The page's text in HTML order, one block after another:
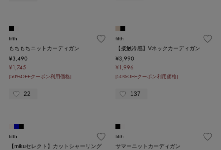
fifth
もちもちニットカーディガン
¥3,490
¥1,745
[50%OFFクーポン利用価格]
22
fifth
【接触冷感】Vネックカーディガン
¥3,990
¥1,996
[50%OFFクーポン利用価格]
137
fifth
【mikuセレクト】カットシャーリング
fifth
サマーニットカーディガン